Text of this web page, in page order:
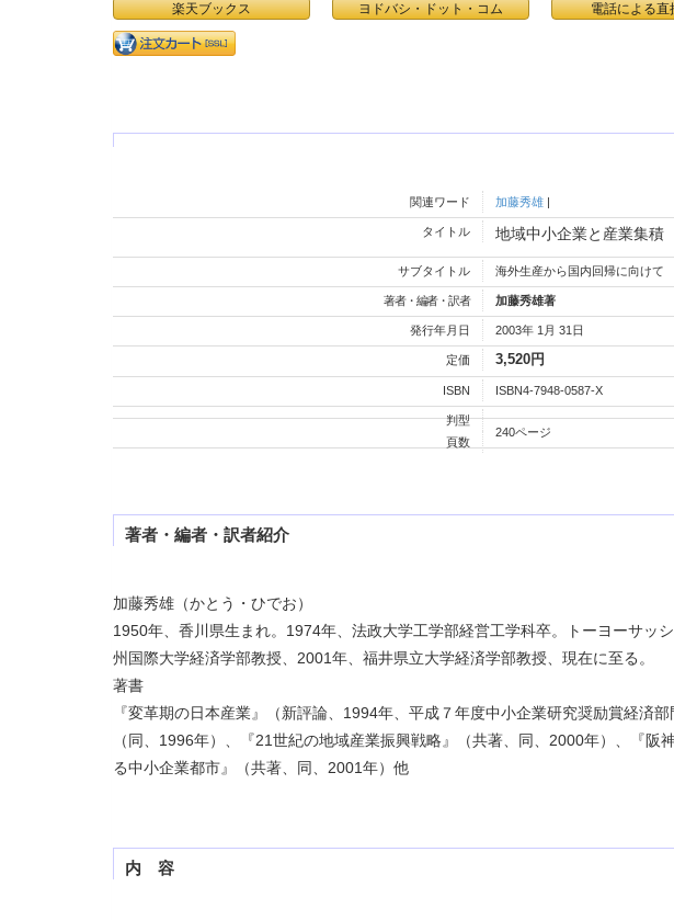
楽天ブックス ヨドバシ・ドット・コム 電話による直
関連ワード 加藤秀雄 |
地域中小企業と産業集積
タイトル
サブタイトル 海外生産から国内回帰に向けて
著者・編者・訳者 加藤秀雄著
発行年月日 2003年 1月 31日
定価 3,520円
ISBN ISBN4-7948-0587-X
判型
頁数
240ページ
著者・編者・訳者紹介
加藤秀雄（かとう・ひでお）
1950年、香川県生まれ。1974年、法政大学工学部経営工学科卒。トーヨーサッ
州国際大学経済学部教授、2001年、福井県立大学経済学部教授、現在に至る。
著書
『変革期の日本産業』（新評論、1994年、平成７年度中小企業研究奨励賞経済
（同、1996年）、『21世紀の地域産業振興戦略』（共著、同、2000年）、『
る中小企業都市』（共著、同、2001年）他
内 容